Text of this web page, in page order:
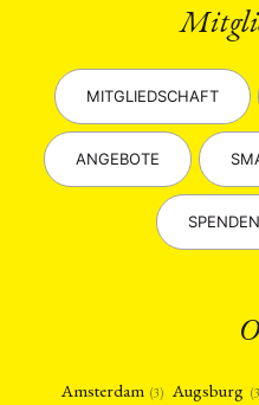
MITGLIEDSCHAFT
ANGEBOTE
Amsterdam (3) Augsburg